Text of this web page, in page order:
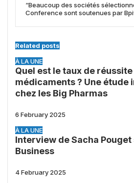
“Beaucoup des sociétés
Conference sont soutenues par
Related posts
À LA UNE
Quel est le taux de
médicaments ? Une étude
chez les Big Pharmas
6 February 2025
À LA UNE
Interview de Sacha Pouget
Business
4 February 2025